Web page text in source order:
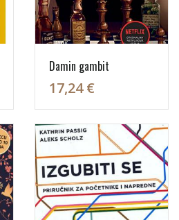
Damin gambit
17,24 €